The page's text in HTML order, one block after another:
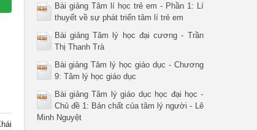
Bài giảng Tâm lí học trẻ em - Phần 1: Lí
thuyết về sự phát triển tâm lí trẻ em
Bài giảng Tâm lý học đại cương - Trần
Thị Thanh Trà
Bài giảng Tâm lý học giáo dục - Chương
9: Tâm lý học giáo dục
Bài giảng Tâm lý giáo dục học đại học -
Chủ đề 1: Bản chất của tâm lý người - Lê
Minh Nguyệt